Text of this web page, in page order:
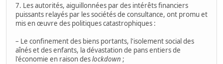
7. Les autorités, aiguillonnées par des intérêts financiers
puissants relayés par les sociétés de consultance, ont promu et
mis en œuvre des politiques catastrophiques :
– Le confinement des biens portants, l'isolement social des
aînés et des enfants, la dévastation de pans entiers de
l'économie en raison deslockdown ;